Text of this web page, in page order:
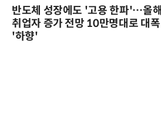
반도체 성장에도 '고용 한파'…올해
취업자 증가 전망 10만명대로 대폭
'하향'